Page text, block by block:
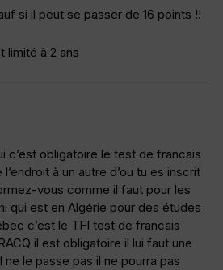
si il peut se passer de 16 points !!
limité à 2 ans
c’est obligatoire le test de francais
à un autre d’ou tu es inscrit
vous comme il faut pour les
qui est en Algérie pour des études
c’est le TFI test de francais
il est obligatoire il lui faut une
le passe pas il ne pourra pas